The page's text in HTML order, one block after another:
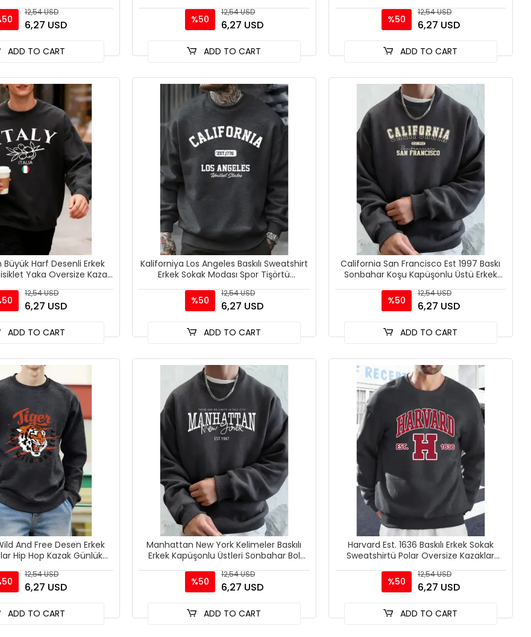
12,54 USD
6,27 USD
ADD TO CART
%50
12,54 USD
6,27 USD
ADD TO CART
%50
12,54 USD
6,27 USD
ADD TO CART
Harf Desenli Erkek
Yaka Oversize Kazak
12,54 USD
6,27 USD
ADD TO CART
Kaliforniya Los Angeles Baskılı Sweatshirt
Erkek Sokak Modası Spor Tişörtü
%50
12,54 USD
6,27 USD
ADD TO CART
California San Francisco Est 1997 Baskı
Sonbahar Koşu Kapüşonlu Üstü Erkek
%50
12,54 USD
6,27 USD
ADD TO CART
And Free Desen Erkek
Hip Hop Kazak Günlük
12,54 USD
6,27 USD
ADD TO CART
Manhattan New York Kelimeler Baskılı
Erkek Kapüşonlu Üstleri Sonbahar Bol
%50
12,54 USD
6,27 USD
ADD TO CART
Harvard Est. 1636 Baskılı Erkek Sokak
Sweatshirtü Polar Oversize Kazaklar
%50
12,54 USD
6,27 USD
ADD TO CART